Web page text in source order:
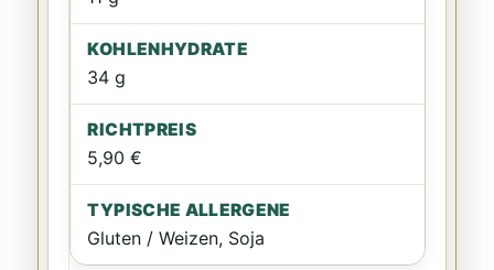
34 g
5,90 €
Gluten / Weizen, Soja